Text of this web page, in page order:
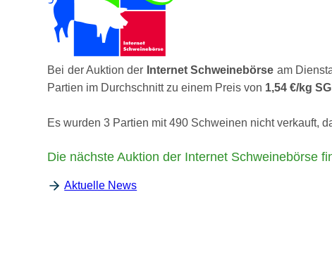
Bei der Auktion der Internet Schweinebörse am
Partien im Durchschnitt zu einem Preis von 1,54 €/kg SG
Es wurden 3 Partien mit 490 Schweinen nicht verkauft,
Die nächste Auktion der Internet Schweinebörse
Aktuelle News